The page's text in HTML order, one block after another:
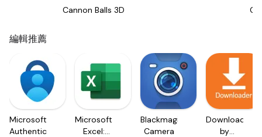
Cannon Balls 3D
編輯推薦
Microsoft
Authenticator
Microsoft
Excel:
Blackmagic
Camera
Downloader
by